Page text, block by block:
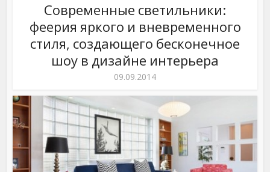
Современные светильники:
феерия яркого и вневременного
стиля, создающего бесконечное
шоу в дизайне интерьера
09.09.2014